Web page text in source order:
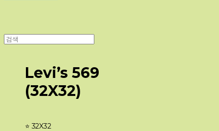
Levi’s 569
(32X32)
⭐️ 32X32